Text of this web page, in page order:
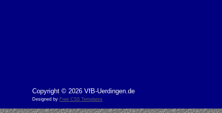
Copyright © 2026 VfB-Uerdingen.de
Designed by Free CSS Templates